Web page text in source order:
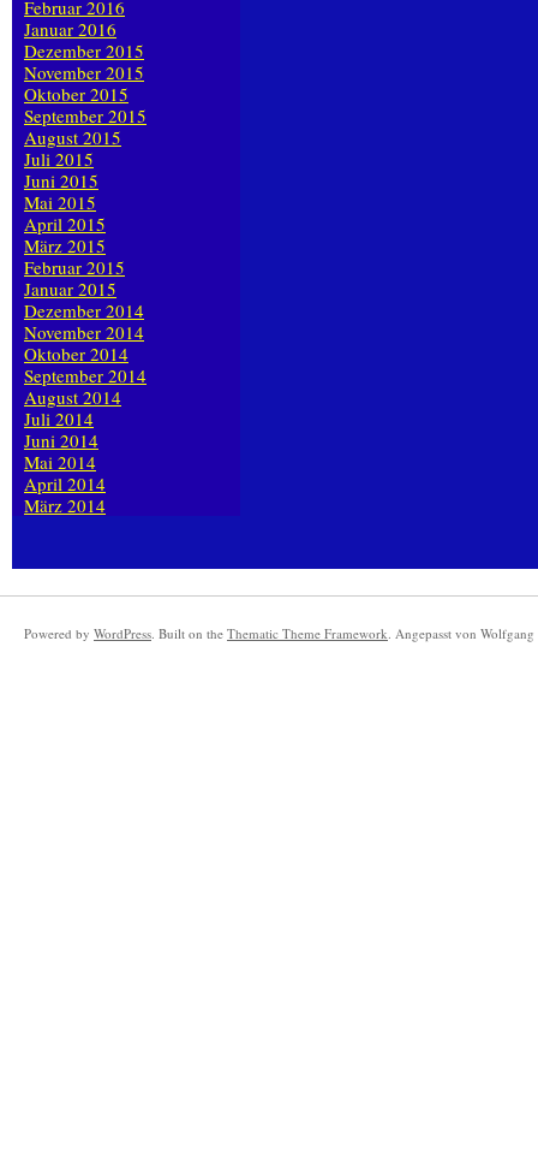
Februar 2016
Januar 2016
Dezember 2015
November 2015
Oktober 2015
September 2015
August 2015
Juli 2015
Juni 2015
Mai 2015
April 2015
März 2015
Februar 2015
Januar 2015
Dezember 2014
November 2014
Oktober 2014
September 2014
August 2014
Juli 2014
Juni 2014
Mai 2014
April 2014
März 2014
Powered by WordPress. Built on the Thematic Theme Framework. Angepasst von